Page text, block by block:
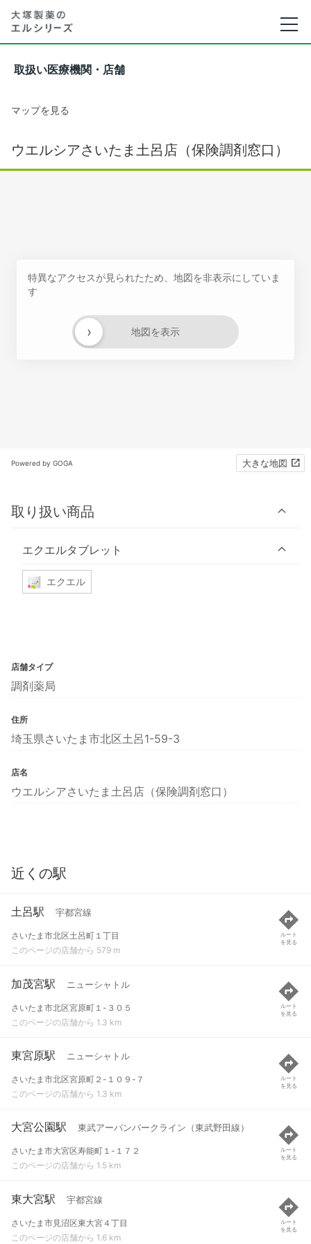
取扱い医療機関・店舗
マップを見る
ウエルシアさいたま土呂店（保険調剤窓口）
特異なアクセスが見られたため、地図を非表示にしていま
す
地図を表示
›
Powered by GOGA 大きな地図
取り扱い商品
エクエルタブレット
エクエル
店舗タイプ
調剤薬局
住所
埼玉県さいたま市北区土呂1-59-3
店名
ウエルシアさいたま土呂店（保険調剤窓口）
近くの駅
土呂駅 宇都宮線
さいたま市北区土呂町１丁目
このページの店舗から 579 m
ルート
を見る
加茂宮駅 ニューシャトル
さいたま市北区宮原町１-３０５
このページの店舗から 1.3 km
ルート
を見る
東宮原駅 ニューシャトル
さいたま市北区宮原町２-１０９-７
このページの店舗から 1.3 km
ルート
を見る
大宮公園駅 東武アーバンパークライン（東武野田線）
さいたま市大宮区寿能町１-１７２
このページの店舗から 1.5 km
ルート
を見る
東大宮駅 宇都宮線
さいたま市見沼区東大宮４丁目
このページの店舗から 1.6 km
ルート
を見る